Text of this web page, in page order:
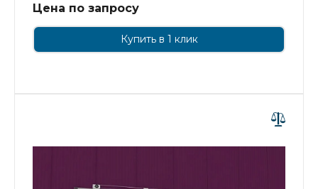
Цена по запросу
Купить в 1 клик